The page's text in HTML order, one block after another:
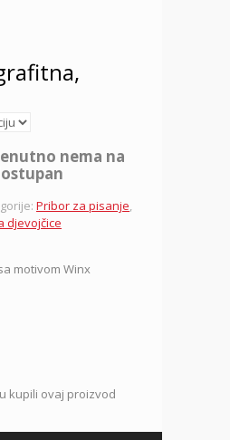
nema na
Pribor za pisanje,
djevojčice
motivom Winx
kupili ovaj proizvod